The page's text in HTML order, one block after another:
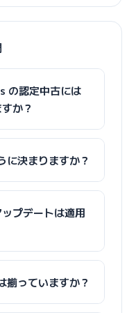
の認定中古には
か？
に決まりますか？
プデートは適用
揃っていますか？